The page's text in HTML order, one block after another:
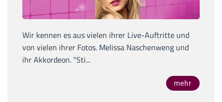
Wir kennen es aus vielen ihrer Live-Auftritte und
von vielen ihrer Fotos. Melissa Naschenweng und
ihr Akkordeon. "Sti...
mehr